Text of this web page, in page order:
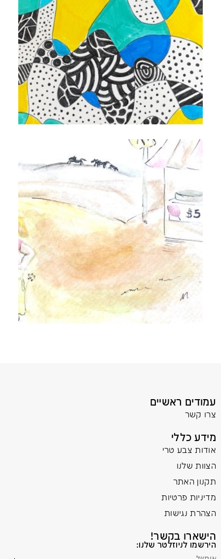
עמודים ראשיים
צרו קשר
מידע כללי
אודות צבע טרי
הצוות שלנו
תקנון האתר
מדיניות פרטיות
הצהרת נגישות
הישארו בקשר!
הירשמו לניוזלטר שלנו: